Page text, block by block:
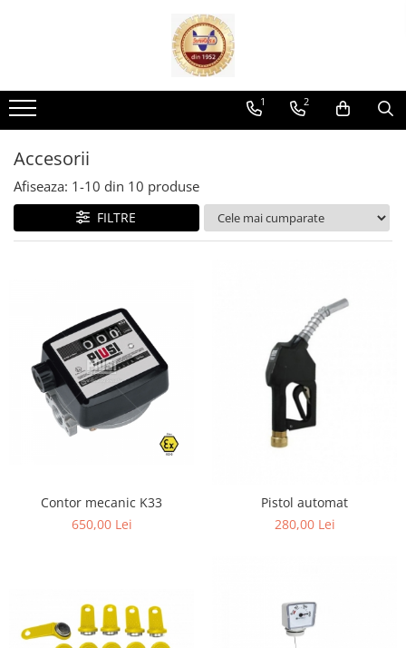
Rezervoare cu CUVA
Rezervoare subterane cu pereti
Rezervore stocare APA
1 2
Accesorii
Afiseaza: 1-10 din 10 produse
FILTRE
Contor mecanic K33
650,00 Lei
Pistol automat
280,00 Lei